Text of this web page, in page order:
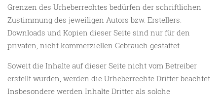
Grenzen des Urheberrechtes bedürfen der schriftlichen
Zustimmung des jeweiligen Autors bzw. Erstellers.
Downloads und Kopien dieser Seite sind nur für den
privaten, nicht kommerziellen Gebrauch gestattet.
Soweit die Inhalte auf dieser Seite nicht vom Betreiber
erstellt wurden, werden die Urheberrechte Dritter beachtet.
Insbesondere werden Inhalte Dritter als solche